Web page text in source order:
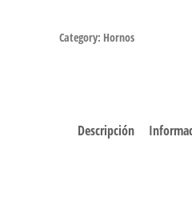
Category: Hornos
Descripción